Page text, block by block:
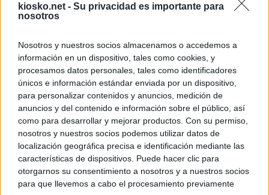
kiosko.net - Su privacidad es importante para
nosotros
Nosotros y nuestros socios almacenamos o accedemos a
información en un dispositivo, tales como cookies, y
procesamos datos personales, tales como identificadores
únicos e información estándar enviada por un dispositivo,
para personalizar contenidos y anuncios, medición de
anuncios y del contenido e información sobre el público, así
como para desarrollar y mejorar productos. Con su permiso,
nosotros y nuestros socios podemos utilizar datos de
localización geográfica precisa e identificación mediante las
características de dispositivos. Puede hacer clic para
otorgarnos su consentimiento a nosotros y a nuestros socios
para que llevemos a cabo el procesamiento previamente